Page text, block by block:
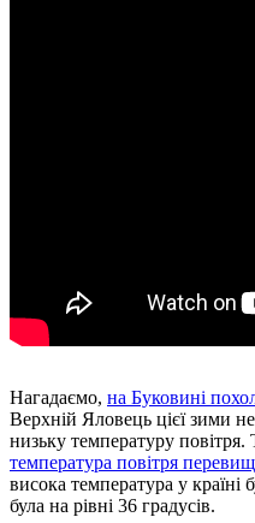
Нагадаємо, на Буковині
Верхній Яловець цієї зими
низьку температуру
температура повітря
висока температура у країні
була на рівні 36 градусів.